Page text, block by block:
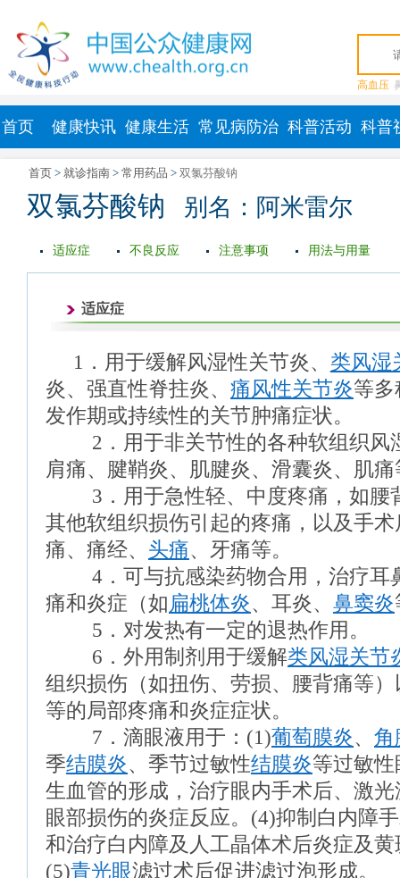
高血压
首页 健康快讯 健康生活 常见病防治 科普活动 科普
首页 > 就诊指南 > 常用药品 > 双氯芬酸钠
双氯芬酸钠 别名：阿米雷尔
适应症 不良反应 注意事项 用法与用量
适应症
1．用于缓解风湿性关节炎、 类风湿
炎、强直性脊拄炎、 痛风性关节炎等多
发作期或持续性的关节肿痛症状。
2．用于非关节性的各种软组织风
肩痛、腱鞘炎、肌腱炎、滑囊炎、肌痛
3．用于急性轻、中度疼痛，如腰
其他软组织损伤引起的疼痛，以及手
痛、痛经、 头痛、牙痛等。
4．可与抗感染药物合用，治疗耳
痛和炎症（如 扁桃体炎、耳炎、 鼻窦炎
5．对发热有一定的退热作用。
6．外用制剂用于缓解类风湿关节
组织损伤（如扭伤、劳损、腰背痛等
等的局部疼痛和炎症症状。
7．滴眼液用于：(1)葡萄膜炎、 角
季结膜炎、季节过敏性结膜炎等过敏
生血管的形成，治疗眼内手术后、激
眼部损伤的炎症反应。(4)抑制白内障
和治疗白内障及人工晶体术后炎症及
(5)青光眼滤过术后促进滤过泡形成。